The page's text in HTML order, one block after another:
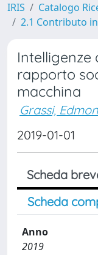
IRIS Catalogo
2.1 Contributo
Intelligenze
rapporto
macchina
Grassi,
2019-01-01
Scheda
Scheda
Anno
2019